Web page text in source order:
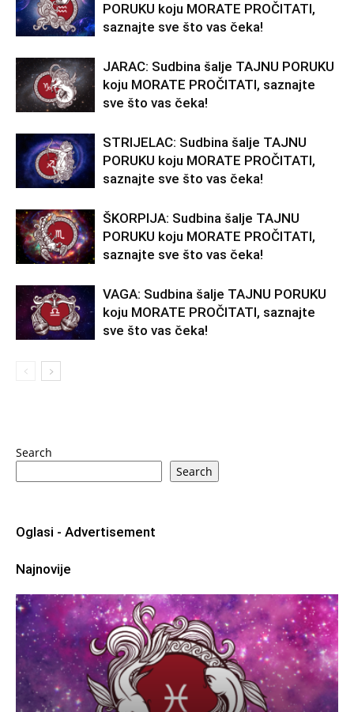
PORUKU koju MORATE PROČITATI,
saznajte sve što vas čeka!
JARAC: Sudbina šalje TAJNU PORUKU
koju MORATE PROČITATI, saznajte
sve što vas čeka!
STRIJELAC: Sudbina šalje TAJNU
PORUKU koju MORATE PROČITATI,
saznajte sve što vas čeka!
ŠKORPIJA: Sudbina šalje TAJNU
PORUKU koju MORATE PROČITATI,
saznajte sve što vas čeka!
VAGA: Sudbina šalje TAJNU PORUKU
koju MORATE PROČITATI, saznajte
sve što vas čeka!
Search
Search
Oglasi - Advertisement
Najnovije